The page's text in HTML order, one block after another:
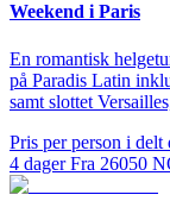
Weekend i Paris
En romantisk
på Paradis Latin
samt slottet
Pris per person i delt
4 dager Fra 26050